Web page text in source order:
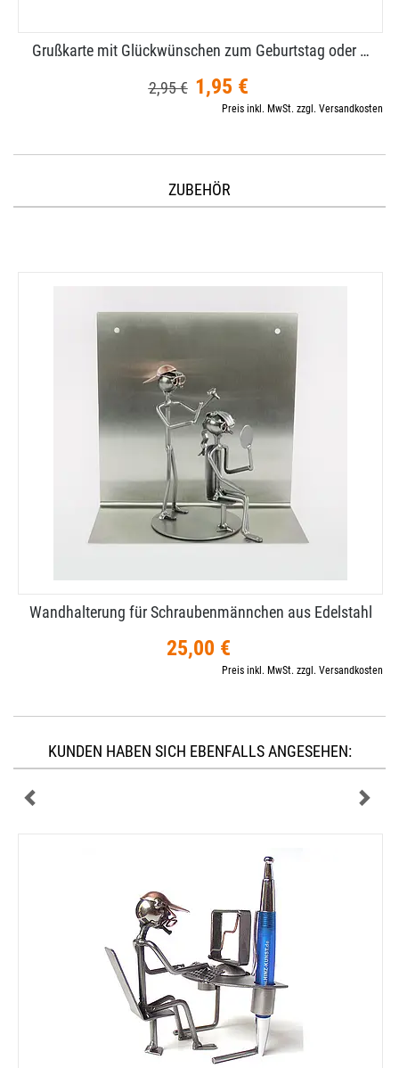
Grußkarte mit Glückwünschen zum Geburtstag oder …
2,95 € 1,95 €
Preis inkl. MwSt. zzgl. Versandkosten
ZUBEHÖR
Wandhalterung für Schraubenmännchen aus Edelstahl
25,00 €
Preis inkl. MwSt. zzgl. Versandkosten
KUNDEN HABEN SICH EBENFALLS ANGESEHEN: